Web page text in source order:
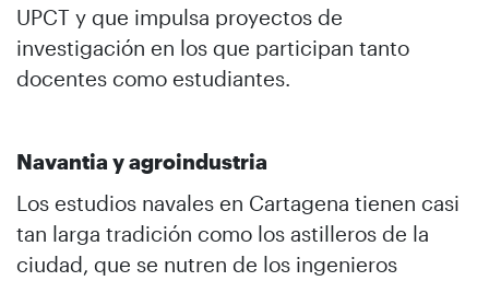
UPCT y que impulsa proyectos de
investigación en los que participan tanto
docentes como estudiantes.
Navantia y agroindustria
Los estudios navales en Cartagena tienen casi
tan larga tradición como los astilleros de la
ciudad, que se nutren de los ingenieros